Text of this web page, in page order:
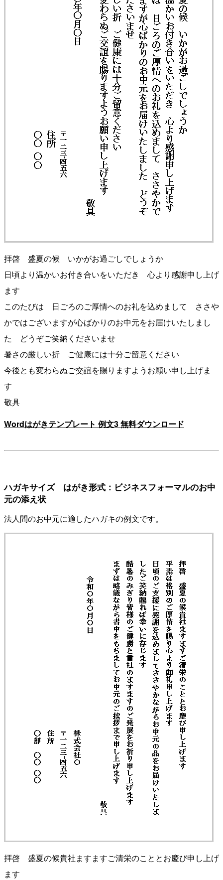
拝啓 盛夏の候 いかがお過ごしでしょうか
日頃より温かいお付き合いをいただき 心より感謝申し上げ
ます
このたびは 日ごろのご厚情へのお礼を込めまして ささや
かではございますが心ばかりのお中元をお届けいたしまし
た どうぞご笑納くださいませ
暑さの厳しい折 ご健康には十分ご留意ください
今後とも変わらぬご交誼を賜りますようお願い申し上げま
す
敬具
Wordはがきテンプレート 例文3 無料ダウンロード
ハガキサイズ はがき形式：ビジネスフォーマルのお中
元の添え状
法人間のお中元に適したハガキの例文です。
拝啓 盛夏の候貴社ますますご清栄のこととお慶び申し上げ
ます